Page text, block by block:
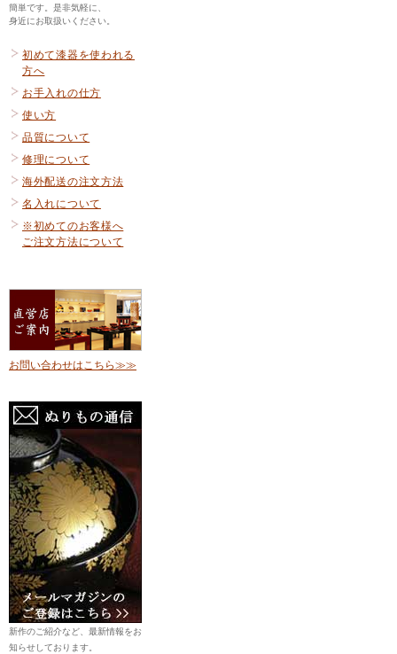
簡単です。是非気軽に、
身近にお取扱いください。
初めて漆器を使われる
方へ
お手入れの仕方
使い方
品質について
修理について
海外配送の注文方法
名入れについて
※初めてのお客様へ
ご注文方法について
お問い合わせはこちら≫≫
新作のご紹介など、最新情報をお
知らせしております。